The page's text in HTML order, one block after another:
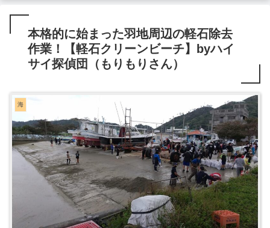
本格的に始まった羽地周辺の軽石除去
作業！【軽石クリーンビーチ】byハイ
サイ探偵団（もりもりさん）
海